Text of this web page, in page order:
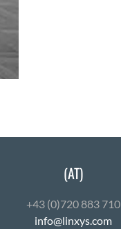
(AT)
+43 (0)720 883 710
info@linxys.com